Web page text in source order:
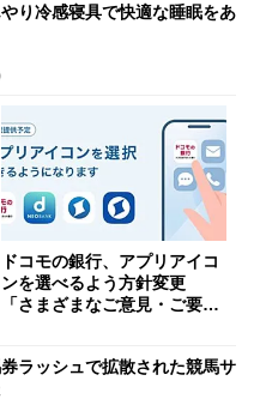
やり冷感寝具で快適な睡眠をあ
ドコモの銀行、アプリアイコ
ンを選べるよう方針変更
「さまざまなご意見・ご要望
券ラッシュで拡散された競馬サ